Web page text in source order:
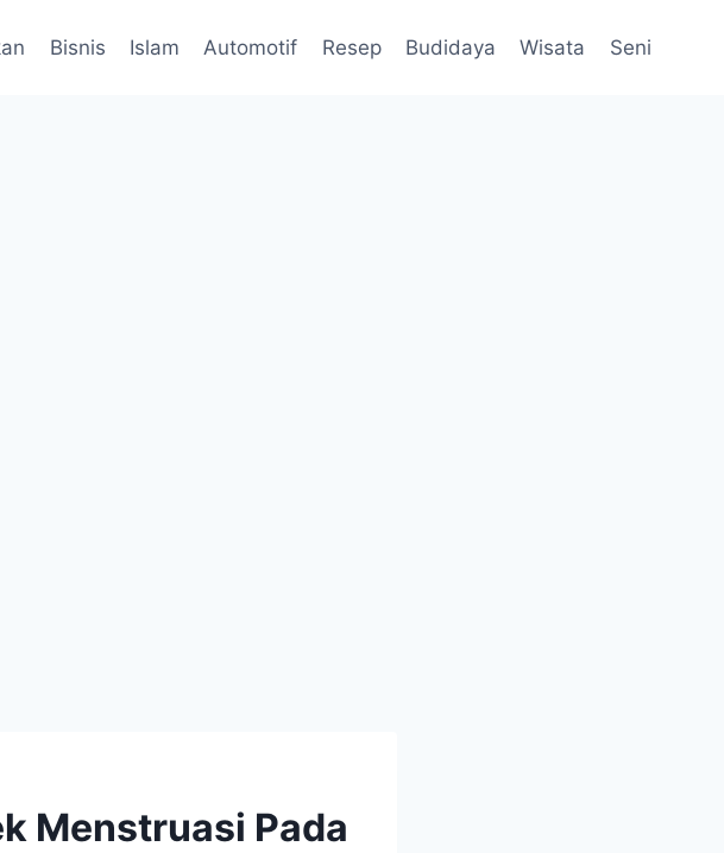
Bisnis Islam Automotif Resep Budidaya Wisata Seni
Menstruasi Pada